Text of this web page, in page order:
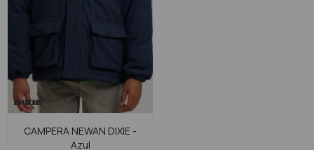
CAMPERA NEWAN DIXIE -
Azul